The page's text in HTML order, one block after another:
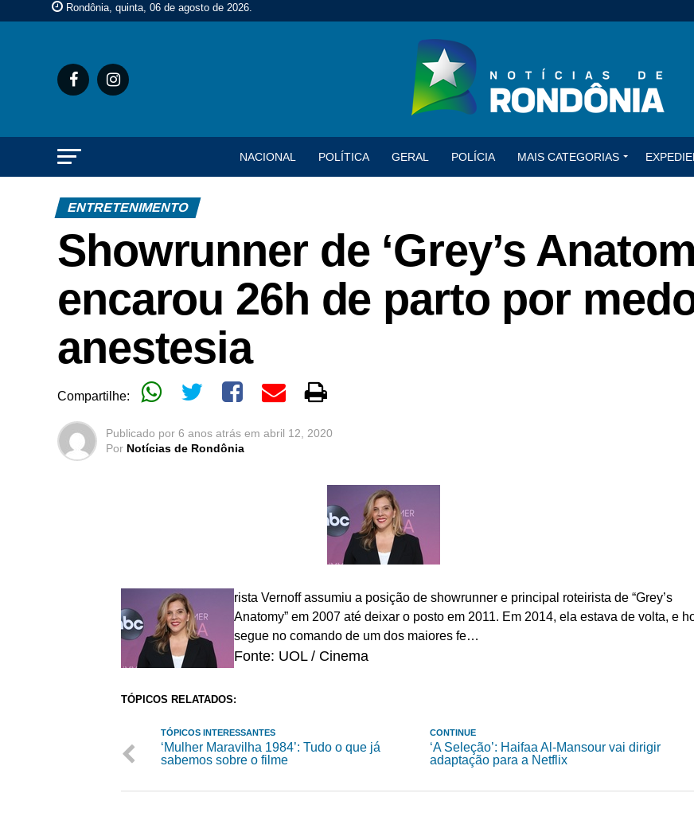
Rondônia, quinta, 06 de agosto de 2026.
NACIONAL POLÍTICA GERAL POLÍCIA MAIS CATEGORIAS
ENTRETENIMENTO
Showrunner de ‘Grey’s
encarou 26h de parto por
anestesia
Compartilhe:
Publicado por 6 anos atrás em abril 12, 2020
Por Notícias de Rondônia
rista Vernoff assumiu a posição de showrunner e principal roteirista de “Grey’s
Anatomy” em 2007 até deixar o posto em 2011. Em 2014, ela estava de volta, e
segue no comando de um dos maiores fe…
Fonte: UOL / Cinema
TÓPICOS RELATADOS:
CONTINUE
‘A Seleção’: Haifaa Al-Mansour vai dirigir
adaptação para a Netflix
TÓPICOS INTERESSANTES
‘Mulher Maravilha 1984’: Tudo o que já
sabemos sobre o filme